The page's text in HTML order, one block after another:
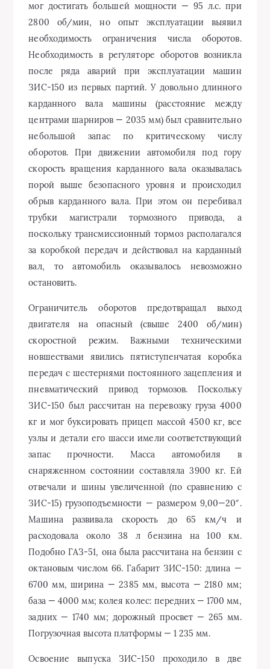
мог достигать большей мощности — 95 л.с. при
2800 об/мин, но опыт эксплуатации выявил
необходимость ограничения числа оборотов.
Необходимость в регуляторе оборотов возникла
после ряда аварий при эксплуатации машин
ЗИС-150 из первых партий. У довольно длинного
карданного вала машины (расстояние между
центрами шарниров — 2035 мм) был сравнительно
небольшой запас по критическому числу
оборотов. При движении автомобиля под гору
скорость вращения карданного вала оказывалась
порой выше безопасного уровня и происходил
обрыв карданного вала. При этом он перебивал
трубки магистрали тормозного привода, а
поскольку трансмиссионный тормоз располагался
за коробкой передач и действовал на карданный
вал, то автомобиль оказывалось невозможно
остановить.
Ограничитель оборотов предотвращал выход
двигателя на опасный (свыше 2400 об/мин)
скоростной режим. Важными техническими
новшествами явились пятиступенчатая коробка
передач с шестернями постоянного зацепления и
пневматический привод тормозов. Поскольку
ЗИС-150 был рассчитан на перевозку груза 4000
кг и мог буксировать прицеп массой 4500 кг, все
узлы и детали его шасси имели соответствующий
запас прочности. Масса автомобиля в
снаряженном состоянии составляла 3900 кг. Ей
отвечали и шины увеличенной (по сравнению с
ЗИС-15) грузоподъемности — размером 9,00—20″.
Машина развивала скорость до 65 км/ч и
расходовала около 38 л бензина на 100 км.
Подобно ГАЗ-51, она была рассчитана на бензин с
октановым числом 66. Габарит ЗИС-150: длина —
6700 мм, ширина — 2385 мм, высота — 2180 мм;
база — 4000 мм; колея колес: передних — 1700 мм,
задних — 1740 мм; дорожный просвет — 265 мм.
Погрузочная высота платформы — 1 235 мм.
Освоение выпуска ЗИС-150 проходило в две